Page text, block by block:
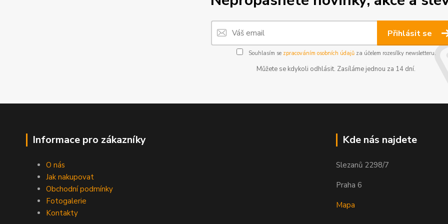
Přihlásit se
Souhlasím se zpracováním osobních údajůza účelem rozesílky newsletteru.
Můžete se kdykoli odhlásit. Zasíláme jednou za 14 dní.
Informace pro zákazníky
O nás
Jak nakupovat
Obchodní podmínky
Fotogalerie
Kontakty
Kde nás najdete
Slezanů 2298/7
Praha 6
Mapa